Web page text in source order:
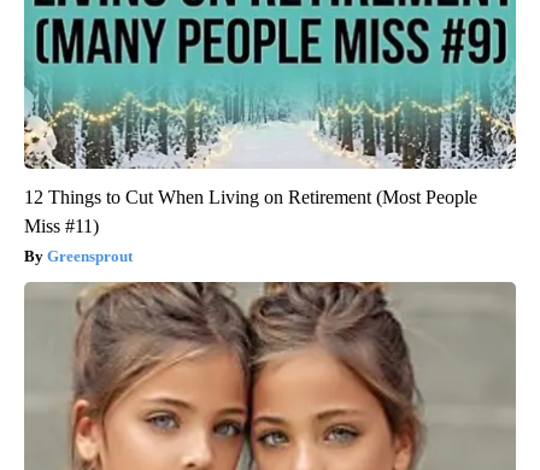
12 Things to Cut When Living on Retirement (Most People
Miss #11)
Greensprout